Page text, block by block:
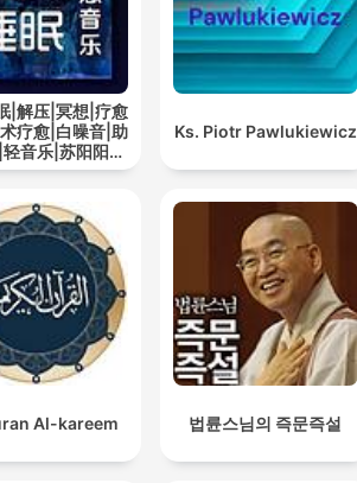
|解压|冥想|疗愈
疗愈|白噪音|助
音乐|苏阳阳频
道
Ks. Piotr Pawlukiewicz
Al-kareem 법륜스님의 즉문즉설